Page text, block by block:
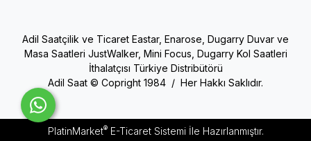
Adil Saatçilik ve Ticaret Eastar, Enarose, Dugarry Duvar ve
Masa Saatleri JustWalker, Mini Focus, Dugarry Kol Saatleri
İthalatçısı Türkiye Distribütörü
Adil Saat © Copright 1984 / Her Hakkı Saklıdır.
PlatinMarket®E-Ticaret Sistemiİle Hazırlanmıştır.